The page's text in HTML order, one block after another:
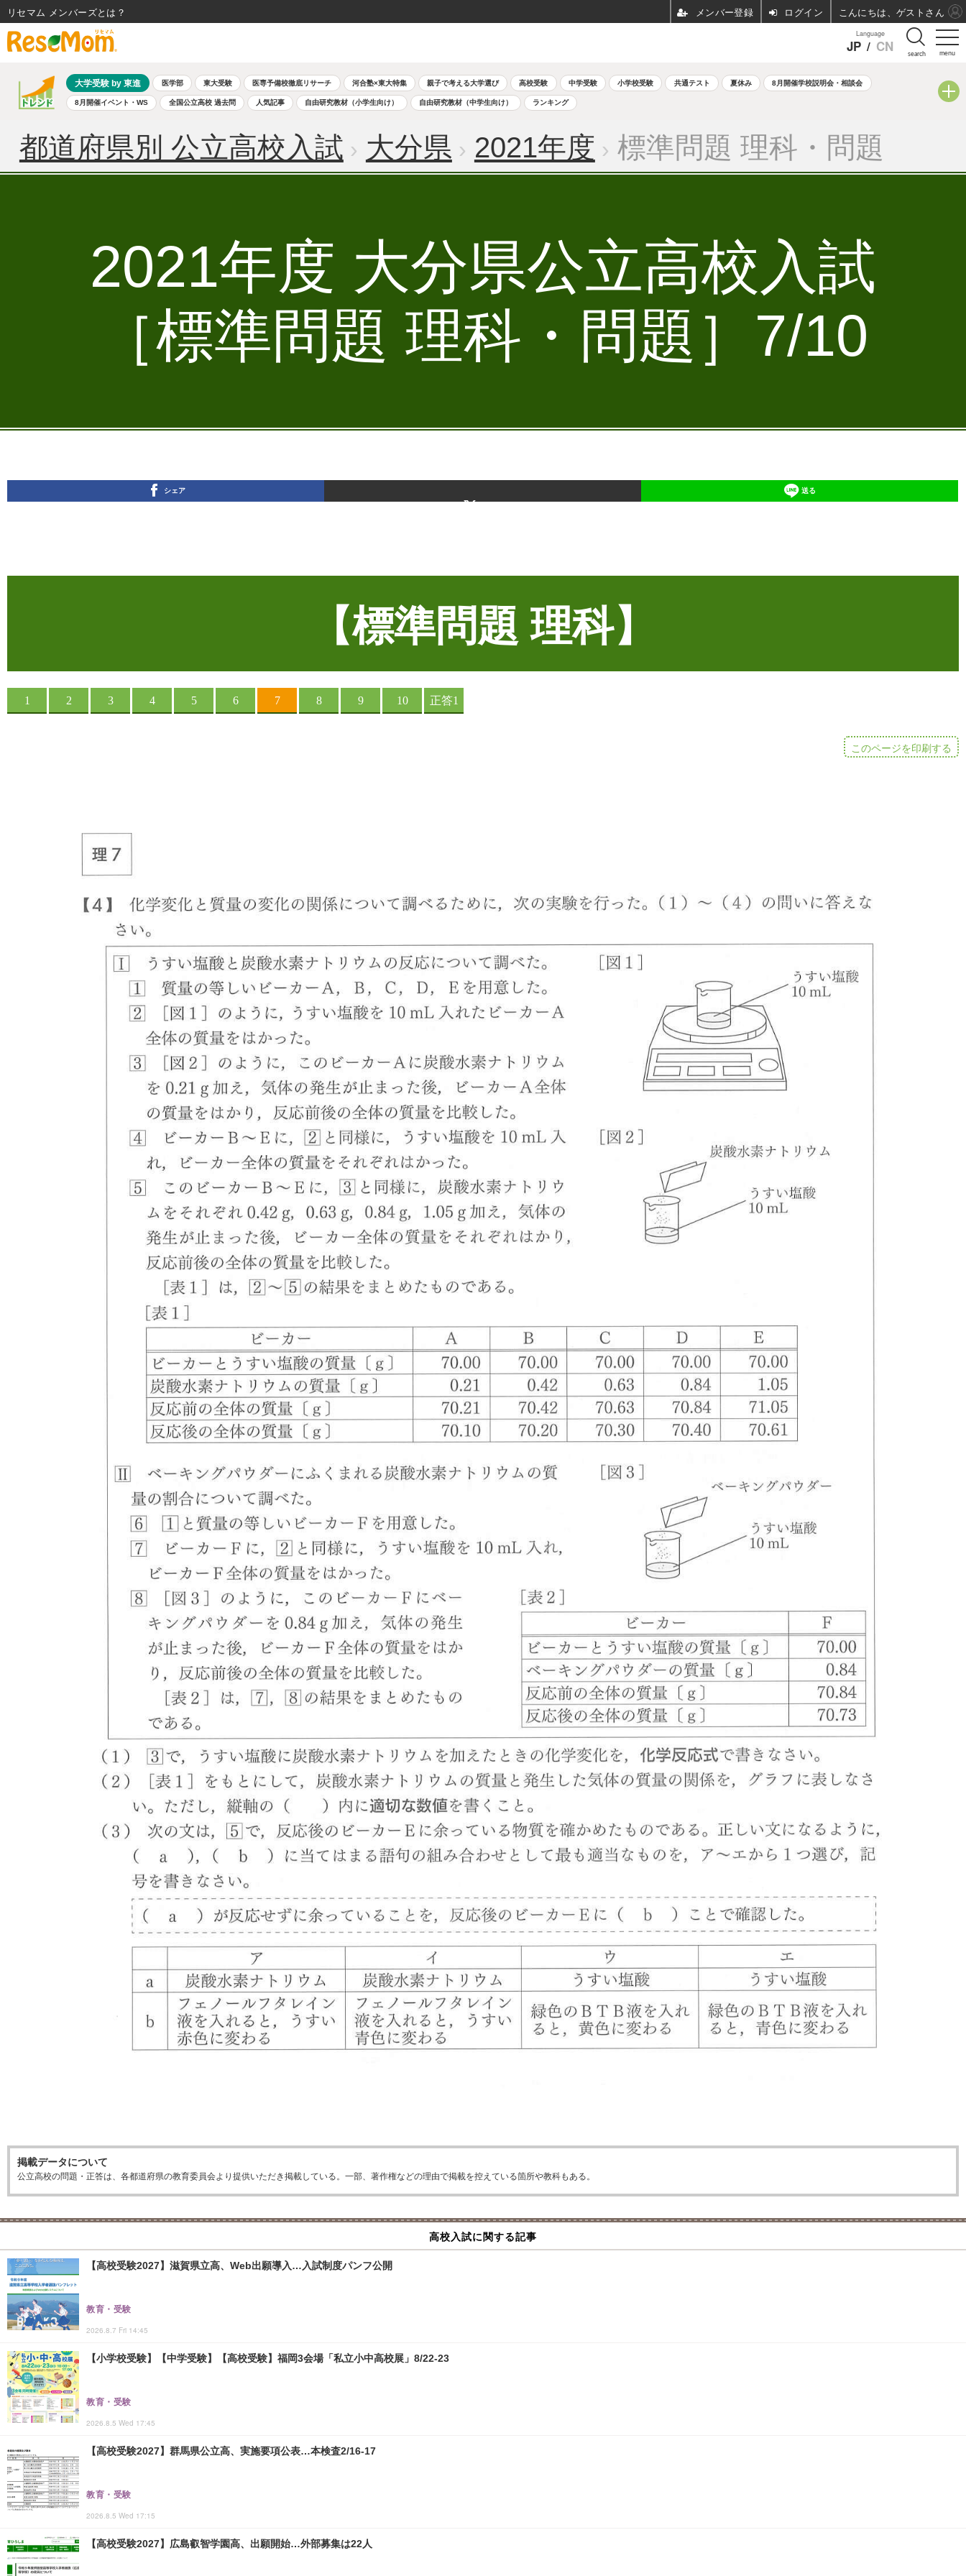
menu
Language
JP / CN search
大学受験 by 東進 医学部 東大受験 医専予備校徹底リサーチ 河合塾×東大特集 親子で考える大学選び 高校受験 中学受験 小学校受験 共通テスト 夏休み 8月開催学校説明会・相談会
8月開催イベント・WS 全国公立高校 過去問 人気記事 自由研究教材（小学生向け） 自由研究教材（中学生向け） ランキング
都道府県別 公立高校入試 大分県 2021年度 標準問題 理科・問題
2021年度 大分県公立高校入試
［標準問題 理科・問題］7/10
シェア 送る
【標準問題 理科】
このページを印刷する
掲載データについて
公立高校の問題・正答は、各都道府県の教育委員会より提供いただき掲載している。一部、著作権などの理由で掲載を控えている箇所や教科もある。
高校入試に関する記事
【高校受験2027】滋賀県立高、Web出願導入…入試制度パンフ公開
教育・受験
2026.8.7 Fri 14:45
【小学校受験】【中学受験】【高校受験】福岡3会場「私立小中高校展」8/22-23
教育・受験
2026.8.5 Wed 17:45
【高校受験2027】群馬県公立高、実施要項公表…本検査2/16-17
教育・受験
2026.8.5 Wed 17:15
【高校受験2027】広島叡智学園高、出願開始…外部募集は22人
リセマム メンバーズ ログイン こんにちは、ゲストさん